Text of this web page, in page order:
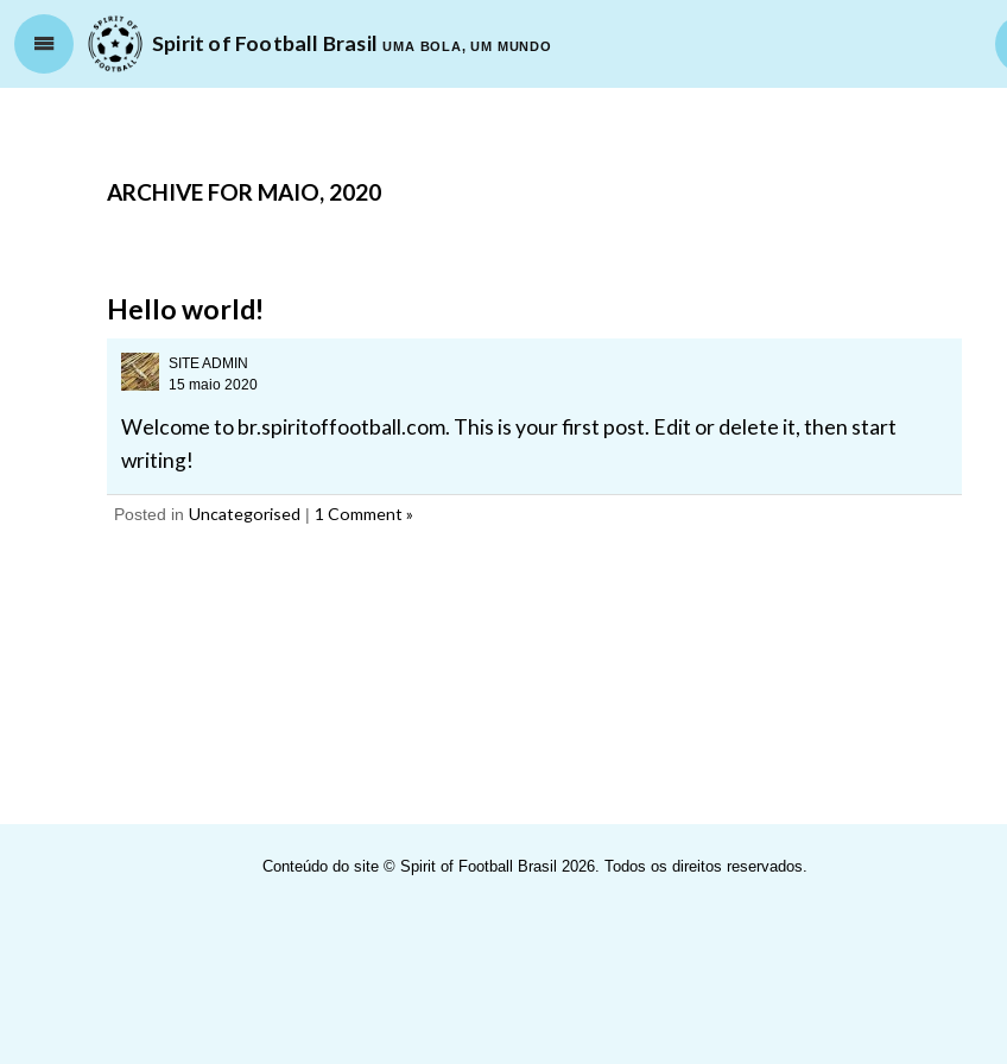
Spirit of Football Brasil UMA BOLA, UM MUNDO
ARCHIVE FOR MAIO, 2020
Hello world!
SITE ADMIN
15 maio 2020
Welcome to br.spiritoffootball.com. This is your first post. Edit or delete it, then start
writing!
Posted in Uncategorised | 1 Comment »
Conteúdo do site © Spirit of Football Brasil 2026. Todos os direitos reservados.